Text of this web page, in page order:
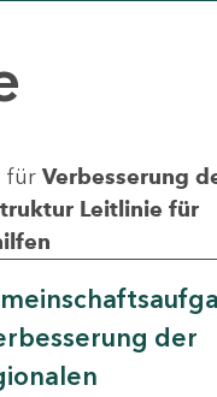
für Verbesserung
Leitlinie für
der